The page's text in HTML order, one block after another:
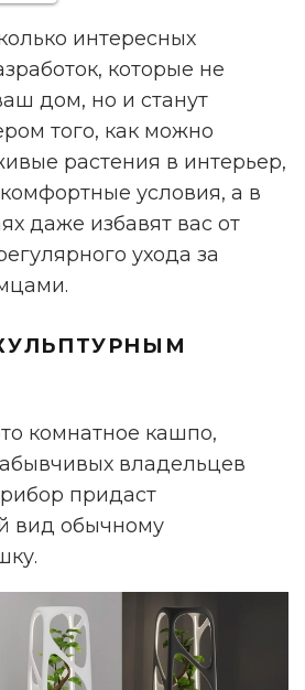
интересных
которые не
дом, но и станут
того, как можно
растения в интерьер,
условия, а в
даже избавят вас от
ухода за
комнатное кашпо,
владельцев
придаст
вид обычному